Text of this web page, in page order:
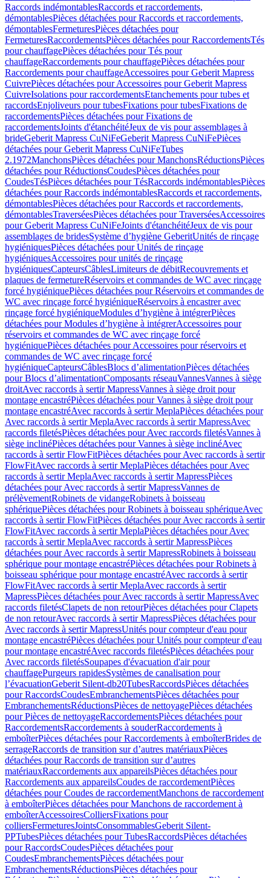
Raccords indémontablesRaccords et raccordements,
démontablesPièces détachées pour Raccords et raccordements,
démontablesFermeturesPièces détachées pour
FermeturesRaccordementsPièces détachées pour RaccordementsTés
pour chauffagePièces détachées pour Tés pour
chauffageRaccordements pour chauffagePièces détachées pour
Raccordements pour chauffageAccessoires pour Geberit Mapress
CuivrePièces détachées pour Accessoires pour Geberit Mapress
CuivreIsolations pour raccordementsEtanchements pour tubes et
raccordsEnjoliveurs pour tubesFixations pour tubesFixations de
raccordementsPièces détachées pour Fixations de
raccordementsJoints d'étanchéitéJeux de vis pour assemblages à
brideGeberit Mapress CuNiFeGeberit Mapress CuNiFePièces
détachées pour Geberit Mapress CuNiFeTubes
2.1972ManchonsPièces détachées pour ManchonsRéductionsPièces
détachées pour RéductionsCoudesPièces détachées pour
CoudesTésPièces détachées pour TésRaccords indémontablesPièces
détachées pour Raccords indémontablesRaccords et raccordements,
démontablesPièces détachées pour Raccords et raccordements,
démontablesTraverséesPièces détachées pour TraverséesAccessoires
pour Geberit Mapress CuNiFeJoints d'étanchéitéJeux de vis pour
assemblages de bridesSystème d’hygiène GeberitUnités de rinçage
hygiéniquesPièces détachées pour Unités de rinçage
hygiéniquesAccessoires pour unités de rinçage
hygiéniquesCapteursCâblesLimiteurs de débitRecouvrements et
plaques de fermetureRéservoirs et commandes de WC avec rinçage
forcé hygiéniquePièces détachées pour Réservoirs et commandes de
WC avec rinçage forcé hygiéniqueRéservoirs à encastrer avec
rinçage forcé hygiéniqueModules d’hygiène à intégrerPièces
détachées pour Modules d’hygiène à intégrerAccessoires pour
réservoirs et commandes de WC avec rinçage forcé
hygiéniquePièces détachées pour Accessoires pour réservoirs et
commandes de WC avec rinçage forcé
hygiéniqueCapteursCâblesBlocs d’alimentationPièces détachées
pour Blocs d’alimentationComposants réseauVannesVannes à siège
droitAvec raccords à sertir MapressVannes à siège droit pour
montage encastréPièces détachées pour Vannes à siège droit pour
montage encastréAvec raccords à sertir MeplaPièces détachées pour
Avec raccords à sertir MeplaAvec raccords à sertir MapressAvec
raccords filetésPièces détachées pour Avec raccords filetésVannes à
siège inclinéPièces détachées pour Vannes à siège inclinéAvec
raccords à sertir FlowFitPièces détachées pour Avec raccords à sertir
FlowFitAvec raccords à sertir MeplaPièces détachées pour Avec
raccords à sertir MeplaAvec raccords à sertir MapressPièces
détachées pour Avec raccords à sertir MapressVannes de
prélèvementRobinets de vidangeRobinets à boisseau
sphériquePièces détachées pour Robinets à boisseau sphériqueAvec
raccords à sertir FlowFitPièces détachées pour Avec raccords à sertir
FlowFitAvec raccords à sertir MeplaPièces détachées pour Avec
raccords à sertir MeplaAvec raccords à sertir MapressPièces
détachées pour Avec raccords à sertir MapressRobinets à boisseau
sphérique pour montage encastréPièces détachées pour Robinets à
boisseau sphérique pour montage encastréAvec raccords à sertir
FlowFitAvec raccords à sertir MeplaAvec raccords à sertir
MapressPièces détachées pour Avec raccords à sertir MapressAvec
raccords filetésClapets de non retourPièces détachées pour Clapets
de non retourAvec raccords à sertir MapressPièces détachées pour
Avec raccords à sertir MapressUnités pour compteur d'eau pour
montage encastréPièces détachées pour Unités pour compteur d'eau
pour montage encastréAvec raccords filetésPièces détachées pour
Avec raccords filetésSoupapes d'évacuation d'air pour
chauffagePurgeurs rapidesSystèmes de canalisation pour
l’évacuationGeberit Silent-db20TubesRaccordsPièces détachées
pour RaccordsCoudesEmbranchementsPièces détachées pour
EmbranchementsRéductionsPièces de nettoyagePièces détachées
pour Pièces de nettoyageRaccordementsPièces détachées pour
RaccordementsRaccordements à souderRaccordements à
emboîterPièces détachées pour Raccordements à emboîterBrides de
serrageRaccords de transition sur d’autres matériauxPièces
détachées pour Raccords de transition sur d’autres
matériauxRaccordements aux appareilsPièces détachées pour
Raccordements aux appareilsCoudes de raccordementPièces
détachées pour Coudes de raccordementManchons de raccordement
à emboîterPièces détachées pour Manchons de raccordement à
emboîterAccessoiresColliersFixations pour
colliersFermeturesJointsConsommablesGeberit Silent-
PPTubesPièces détachées pour TubesRaccordsPièces détachées
pour RaccordsCoudesPièces détachées pour
CoudesEmbranchementsPièces détachées pour
EmbranchementsRéductionsPièces détachées pour